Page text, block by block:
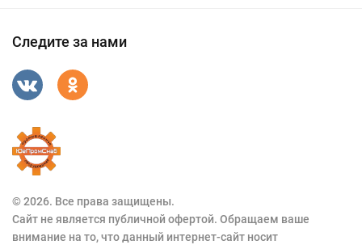
Следите за нами
© 2026. Все права защищены.
Сайт не является публичной офертой. Обращаем ваше
внимание на то, что данный интернет-сайт носит